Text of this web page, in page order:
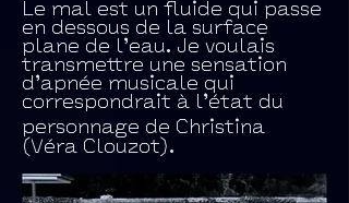
Le mal est un fluide qui passe
en dessous de la surface
plane de l’eau. Je voulais
transmettre une sensation
d’apnée musicale qui
correspondrait à l’état du
personnage de Christina
(Véra Clouzot).